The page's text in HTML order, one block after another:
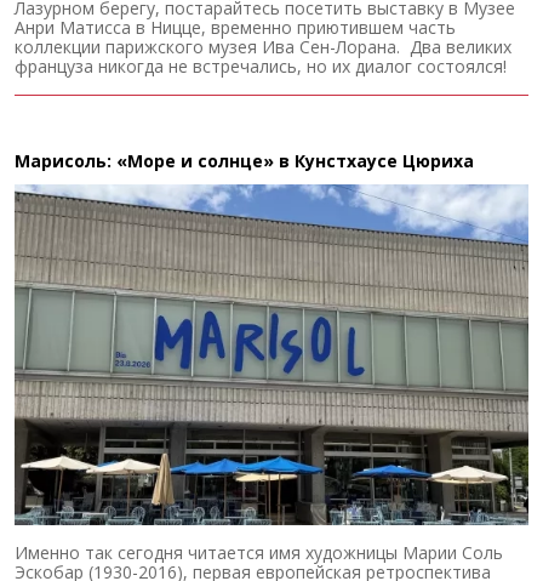
Лазурном берегу, постарайтесь посетить выставку в Музее
Анри Матисса в Ницце, временно приютившем часть
коллекции парижского музея Ива Сен-Лорана. Два великих
француза никогда не встречались, но их диалог состоялся!
Марисоль: «Море и солнце» в Кунстхаусе Цюриха
Именно так сегодня читается имя художницы Марии Соль
Эскобар (1930-2016), первая европейская ретроспектива